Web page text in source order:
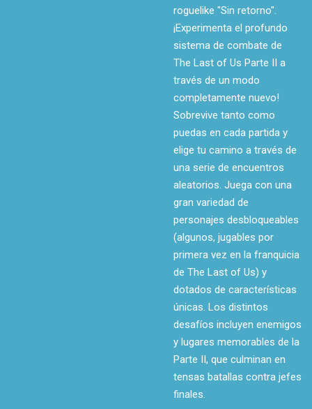
roguelike "Sin retorno".
¡Experimenta el profundo
sistema de combate de
The Last of Us Parte II a
través de un modo
completamente nuevo!
Sobrevive tanto como
puedas en cada partida y
elige tu camino a través de
una serie de encuentros
aleatorios. Juega con una
gran variedad de
personajes desbloqueables
(algunos, jugables por
primera vez en la franquicia
de The Last of Us) y
dotados de características
únicas. Los distintos
desafíos incluyen enemigos
y lugares memorables de la
Parte II, que culminan en
tensas batallas contra jefes
finales.